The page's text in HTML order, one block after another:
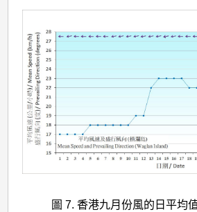
圖 7. 香港九月份風的日平均